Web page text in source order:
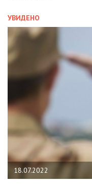
УВИДЕНО
18.07.2022